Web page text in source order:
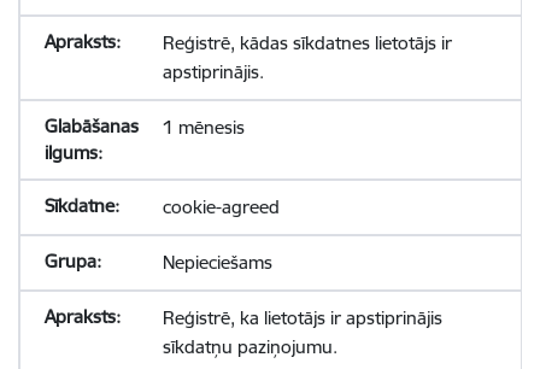
Reģistrē, kādas sīkdatnes lietotājs ir
apstiprinājis.
1 mēnesis
cookie-agreed
Nepieciešams
Reģistrē, ka lietotājs ir apstiprinājis
sīkdatņu paziņojumu.